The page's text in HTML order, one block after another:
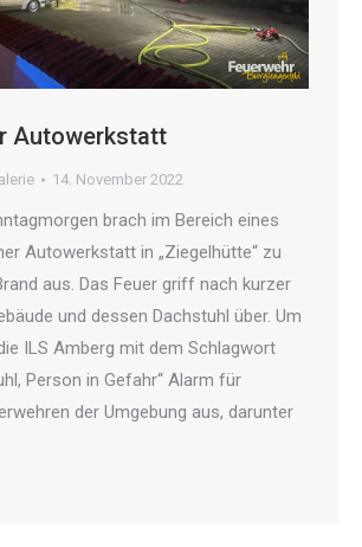
Autowerkstatt
14. November 2022
brach im Bereich eines
Autowerkstatt in „Ziegelhütte“ zu
aus. Das Feuer griff nach kurzer
und dessen Dachstuhl über. Um
ILS Amberg mit dem Schlagwort
Person in Gefahr“ Alarm für
der Umgebung aus, darunter